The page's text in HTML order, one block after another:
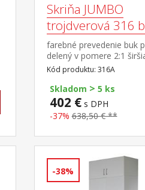
Skriňa JUMBO
trojdverová 316
farebné prevedenie buk
delený v pomere 2:1
šatníková tyč a polica,
variabilných políc
nadstavec 317A
Kód produktu: 316A
Skladom > 5 ks
402 €s DPH
-37% 638,50 € **
-38%